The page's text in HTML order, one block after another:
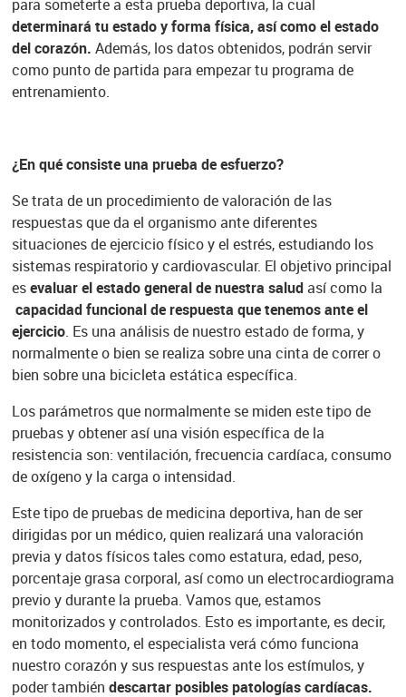
para someterte a esta prueba deportiva, la cual
determinará tu estado y forma física, así como el estado
del corazón. Además, los datos obtenidos, podrán servir
como punto de partida para empezar tu programa de
entrenamiento.
¿En qué consiste una prueba de esfuerzo?
Se trata de un procedimiento de valoración de las
respuestas que da el organismo ante diferentes
situaciones de ejercicio físico y el estrés, estudiando los
sistemas respiratorio y cardiovascular. El objetivo principal
esevaluar el estado general de nuestra saludasí como la
capacidad funcional de respuesta que tenemos ante el
ejercicio. Es una análisis de nuestro estado de forma, y
normalmente o bien se realiza sobre una cinta de correr o
bien sobre una bicicleta estática específica.
Los parámetros que normalmente se miden este tipo de
pruebas y obtener así una visión específica de la
resistencia son: ventilación, frecuencia cardíaca, consumo
de oxígeno y la carga o intensidad.
Este tipo de pruebas de medicina deportiva, han de ser
dirigidas por un médico, quien realizará una valoración
previa y datos físicos tales como estatura, edad, peso,
porcentaje grasa corporal, así como un electrocardiograma
previo y durante la prueba. Vamos que, estamos
monitorizados y controlados. Esto es importante, es decir,
en todo momento, el especialista verá cómo funciona
nuestro corazón y sus respuestas ante los estímulos, y
poder también descartar posibles patologías cardíacas.